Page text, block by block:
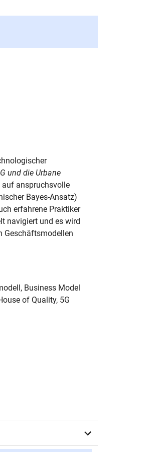
und die Urbane
auf anspruchsvolle
Bayes-Ansatz)
erfahrene Praktiker
navigiert und es wird
Geschäftsmodellen
Business Model
of Quality, 5G